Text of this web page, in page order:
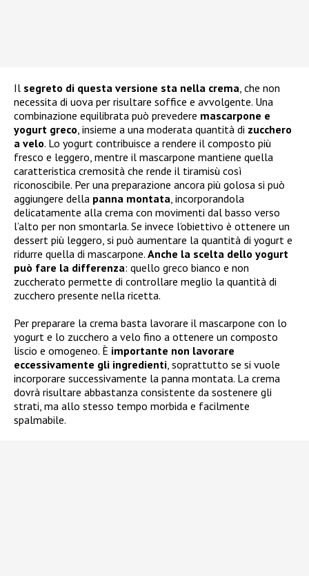
Il segreto di questa versione sta nella crema , che non
necessita di uova per risultare soffice e avvolgente. Una
combinazione equilibrata può prevedere mascarpone e
yogurt greco , insieme a una moderata quantità di zucchero
a velo. Lo yogurt contribuisce a rendere il composto più
fresco e leggero, mentre il mascarpone mantiene quella
caratteristica cremosità che rende il tiramisù così
riconoscibile. Per una preparazione ancora più golosa si può
aggiungere della panna montata , incorporandola
delicatamente alla crema con movimenti dal basso verso
l’alto per non smontarla. Se invece l’obiettivo è ottenere un
dessert più leggero, si può aumentare la quantità di yogurt e
ridurre quella di mascarpone. Anche la scelta dello yogurt
può fare la differenza: quello greco bianco e non
zuccherato permette di controllare meglio la quantità di
zucchero presente nella ricetta.
Per preparare la crema basta lavorare il mascarpone con lo
yogurt e lo zucchero a velo fino a ottenere un composto
liscio e omogeneo. È importante non lavorare
eccessivamente gli ingredienti , soprattutto se si vuole
incorporare successivamente la panna montata. La crema
dovrà risultare abbastanza consistente da sostenere gli
strati, ma allo stesso tempo morbida e facilmente
spalmabile.